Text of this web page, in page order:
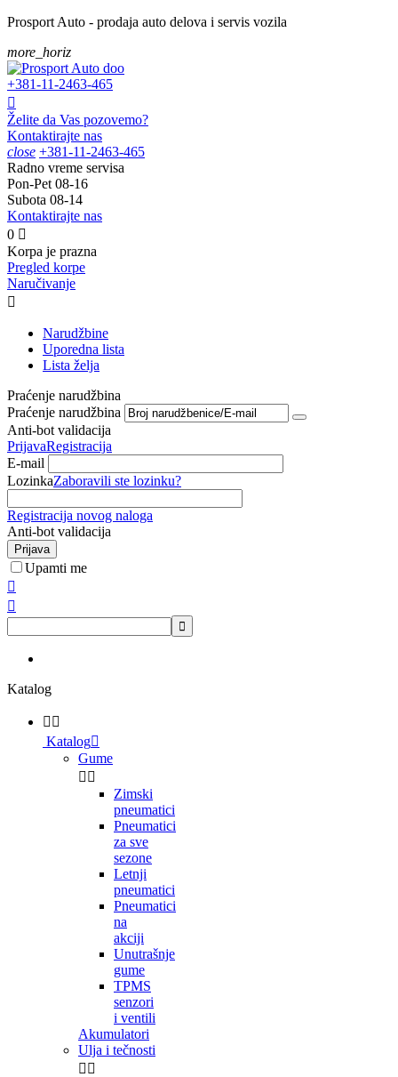
Prosport Auto - prodaja auto delova i servis vozila
more_horiz
+381-11-2463-465

Želite da Vas pozovemo?
Kontaktirajte nas
close +381-11-2463-465
Radno vreme servisa
Pon-Pet 08-16
Subota 08-14
Kontaktirajte nas
0 
Korpa je prazna
Pregled korpe
Naručivanje

Narudžbine
Uporedna lista
Lista želja
Praćenje narudžbina
Praćenje narudžbina
Anti-bot validacija
PrijavaRegistracija
E-mail
LozinkaZaboravili ste lozinku?
Registracija novog naloga
Anti-bot validacija
Prijava
Upamti me



Katalog
 
Katalog
Gume
 
Zimski
pneumatici
Pneumatici
za sve
sezone
Letnji
pneumatici
Pneumatici
na
akciji
Unutrašnje
gume
TPMS
senzori
i ventili
Akumulatori
Ulja i tečnosti
 